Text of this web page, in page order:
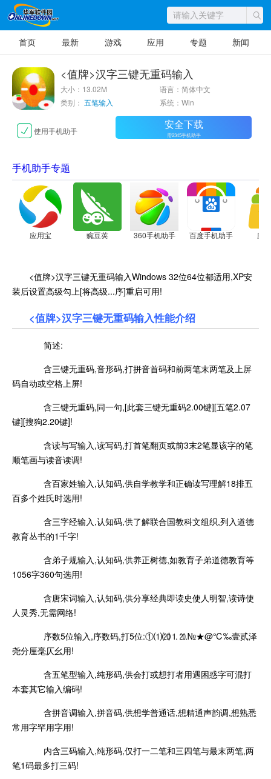
首页 最新 游戏 应用 专题 新闻
<值牌>汉字三键无重码输入
大小：13.02M
语言：简体中文
类别： 五笔输入 系统：Win
使用手机助手 安全下载
需2345手机助手
手机助手专题
应用宝 豌豆荚 360手机助手 百度手机助手 应
<值牌>汉字三键无重码输入Windows 32位64位都适用,XP安
装后设置高级勾上[将高级...序]重启可用!
<值牌>汉字三键无重码输入性能介绍
简述:
含三键无重码,音形码,打拼音首码和前两笔末两笔及上屏
码自动或空格上屏!
含三键无重码,同一句,[此套三键无重码2.00键][五笔2.07
键][搜狗2.20键]!
含读与写输入,读写码,打首笔翻页或前3末2笔显该字的笔
顺笔画与读音读调!
含百家姓输入,认知码,供自学教学和正确读写理解18排五
百多个姓氏时选用!
含三字经输入,认知码,供了解联合国教科文组织,列入道德
教育丛书的1千字!
含弟子规输入,认知码,供养正树德,如教育子弟道德教育等
1056字360句选用!
含唐宋词输入,认知码,供分享经典即读史使人明智,读诗使
人灵秀,无需网络!
序数5位输入,序数码,打5位:①⑴⒇⒈⒛№★@℃‰壹贰泽
尧分厘毫仄幺用!
含五笔型输入,纯形码,供会打或想打者用遇困惑字可混打
本套其它输入编码!
含拼音调输入,拼音码,供想学普通话,想精通声韵调,想熟悉
常用字罕用字用!
内含三码输入,纯形码,仅打一二笔和三四笔与最末两笔,两
笔1码最多打三码!